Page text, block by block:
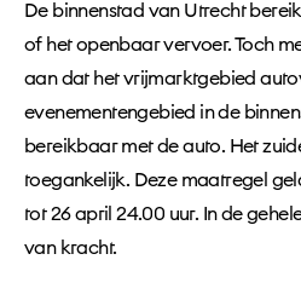
De binnenstad van Utrecht
of het openbaar vervoer. Toch
aan dat het vrijmarktgebied
evenementengebied in de
bereikbaar met de auto. Het
toegankelijk. Deze maatregel
tot 26 april 24.00 uur. In de
van kracht.